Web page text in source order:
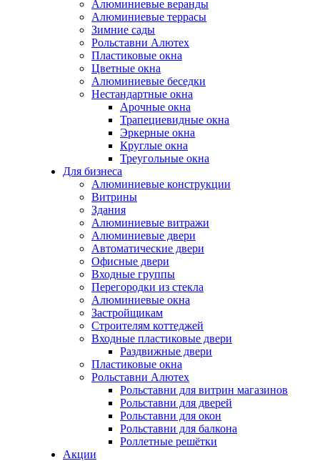
Алюминиевые веранды
Алюминиевые террасы
Зимние сады
Рольставни Алютех
Пластиковые окна
Цветные окна
Алюминиевые беседки
Нестандартные окна
Арочные окна
Трапециевидные окна
Эркерные окна
Круглые окна
Треугольные окна
Для бизнеса
Алюминиевые конструкции
Витрины
Здания
Алюминиевые витражи
Алюминиевые двери
Автоматические двери
Офисные двери
Входные группы
Перегородки из стекла
Алюминиевые окна
Застройщикам
Строителям коттеджей
Входные пластиковые двери
Раздвижные двери
Пластиковые окна
Рольставни Алютех
Рольставни для витрин магазинов
Рольставни для дверей
Рольставни для окон
Рольставни для балкона
Роллетные решётки
Акции